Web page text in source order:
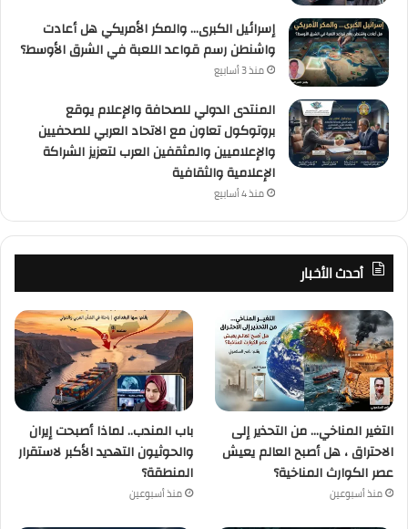
إسرائيل الكبرى… والمكر الأمريكي هل أعادت
واشنطن رسم قواعد اللعبة في الشرق الأوسط؟
منذ 3 أسابيع
المنتدى الدولي للصحافة والإعلام يوقع
بروتوكول تعاون مع الاتحاد العربي للصحفيين
والإعلاميين والمثقفين العرب لتعزيز الشراكة
الإعلامية والثقافية
منذ 4 أسابيع
أحدث الأخبار
التغير المناخي… من التحذير إلى
الاحتراق ، هل أصبح العالم يعيش
عصر الكوارث المناخية؟
منذ أسبوعين
باب المندب.. لماذا أصبحت إيران
والحوثيون التهديد الأكبر لاستقرار
المنطقة؟
منذ أسبوعين